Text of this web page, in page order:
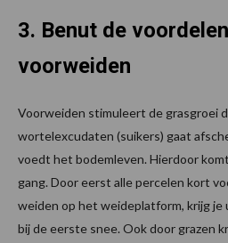
3. Benut de
voorweiden
Voorweiden stimuleert de grasgroei
wortelexcudaten (suikers) gaat
voedt het bodemleven. Hierdoor
gang. Door eerst alle percelen kort
weiden op het weideplatform, krijg
bij de eerste snee. Ook door grazen